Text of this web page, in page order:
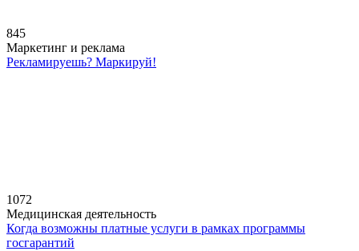
845
Маркетинг и реклама
Рекламируешь? Маркируй!
1072
Медицинская деятельность
Когда возможны платные услуги в рамках программы
госгарантий